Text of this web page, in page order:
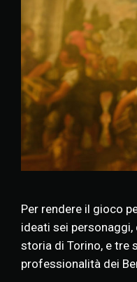
Per rendere il gioco
ideati sei
storia di Torino, e tre
professionalità dei